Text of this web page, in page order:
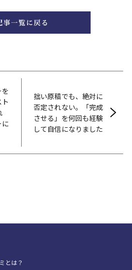
拙い原稿でも、絶対に
否定されない。「完成
させる」を何回も経験
して自信になりました
とは？